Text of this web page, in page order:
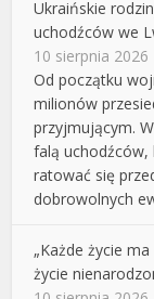
Ukraińskie
uchodźców we
10 sierpnia 2026
Od początku
milionów
przyjmującym.
falą uchodźców,
ratować się
dobrowolnych
„Każde życie
życie